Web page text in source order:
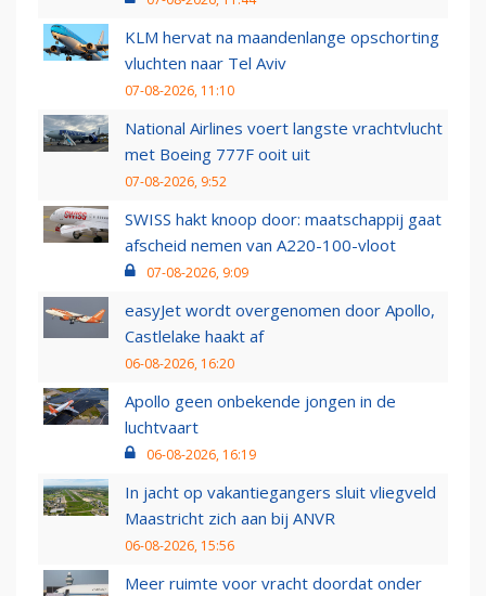
KLM hervat na maandenlange opschorting
vluchten naar Tel Aviv
07-08-2026, 11:10
National Airlines voert langste vrachtvlucht
met Boeing 777F ooit uit
07-08-2026, 9:52
SWISS hakt knoop door: maatschappij gaat
afscheid nemen van A220-100-vloot
07-08-2026, 9:09
easyJet wordt overgenomen door Apollo,
Castlelake haakt af
06-08-2026, 16:20
Apollo geen onbekende jongen in de
luchtvaart
06-08-2026, 16:19
In jacht op vakantiegangers sluit vliegveld
Maastricht zich aan bij ANVR
06-08-2026, 15:56
Meer ruimte voor vracht doordat onder